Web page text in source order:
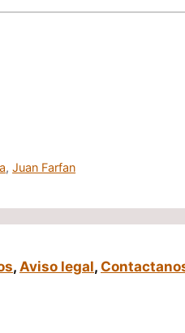
,Juan Farfan
, Aviso legal,